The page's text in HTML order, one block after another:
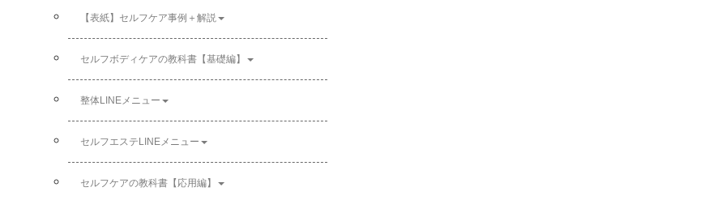
【表紙】セルフケア事例＋解説
セルフボディケアの教科書【基礎編】
整体LINEメニュー
セルフエステLINEメニュー
セルフケアの教科書【応用編】